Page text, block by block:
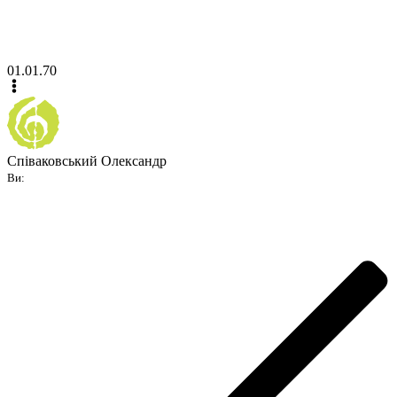
01.01.70
Співаковський Олександр
Ви: